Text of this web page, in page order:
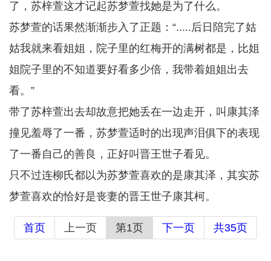
了，苏梓萱这才记起苏梦萱找她是为了什么。
苏梦萱的话果然渐渐步入了正题：“.....后日陪完了姑
姑我就来看姐姐，院子里的红梅开的满树都是，比姐
姐院子里的不知道要好看多少倍，我带着姐姐出去
看。”
带了苏梓萱出去却故意把她丢在一边走开，叫康其泽
撞见羞辱了一番，苏梦萱适时的出现声泪俱下的表现
了一番自己的善良，正好叫晋王世子看见。
只不过连柳氏都以为苏梦萱喜欢的是康其泽，其实苏
梦萱喜欢的恰好是丧妻的晋王世子康其柯。
首页 上一页 第1页 下一页 共35页